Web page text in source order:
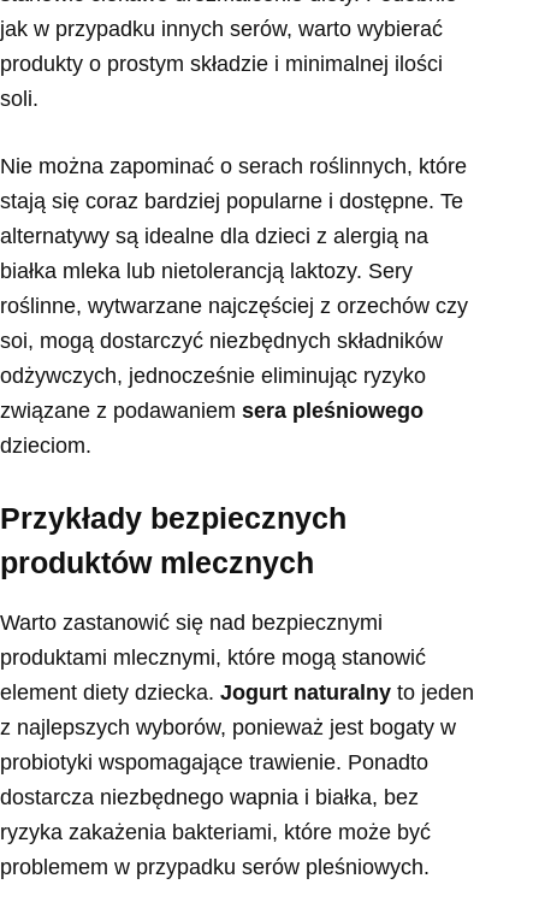
jak w przypadku innych serów, warto wybierać
produkty o prostym składzie i minimalnej ilości
soli.
Nie można zapominać o serach roślinnych, które
stają się coraz bardziej popularne i dostępne. Te
alternatywy są idealne dla dzieci z alergią na
białka mleka lub nietolerancją laktozy. Sery
roślinne, wytwarzane najczęściej z orzechów czy
soi, mogą dostarczyć niezbędnych składników
odżywczych, jednocześnie eliminując ryzyko
związane z podawaniem sera pleśniowego
dzieciom.
Przykłady bezpiecznych
produktów mlecznych
Warto zastanowić się nad bezpiecznymi
produktami mlecznymi, które mogą stanowić
element diety dziecka. Jogurt naturalny to jeden
z najlepszych wyborów, ponieważ jest bogaty w
probiotyki wspomagające trawienie. Ponadto
dostarcza niezbędnego wapnia i białka, bez
ryzyka zakażenia bakteriami, które może być
problemem w przypadku serów pleśniowych.